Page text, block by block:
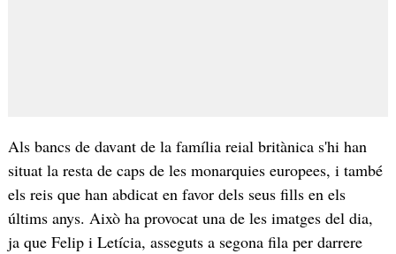
Als bancs de davant de la família reial britànica s'hi han
situat la resta de caps de les monarquies europees, i també
els reis que han abdicat en favor dels seus fills en els
últims anys. Això ha provocat una de les imatges del dia,
ja que Felip i Letícia, asseguts a segona fila per darrere